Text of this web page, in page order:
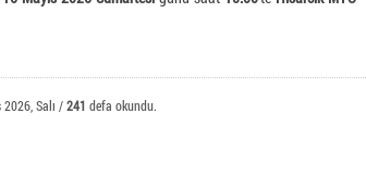
2026, Salı /241 defa okundu.